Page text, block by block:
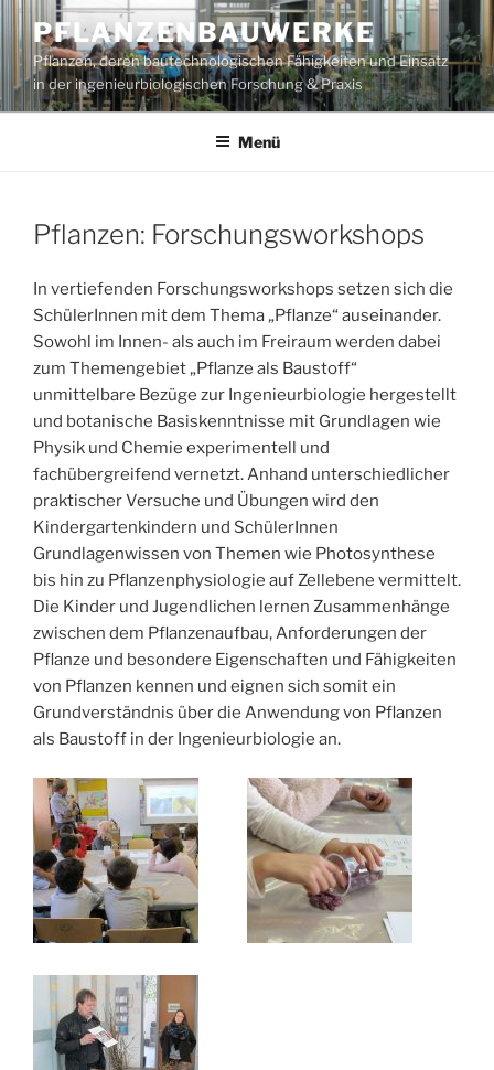
Zum
Inhalt
springen
PFLANZENBAUWERKE
Pflanzen, deren bautechnologischen Fähigkeiten und Einsatz
in der ingenieurbiologischen Forschung & Praxis
Menü
VERÖFFENTLICHT
AM
Pflanzen: Forschungsworkshops
In vertiefenden Forschungsworkshops setzen sich die
SchülerInnen mit dem Thema „Pflanze“ auseinander.
Sowohl im Innen- als auch im Freiraum werden dabei
zum Themengebiet „Pflanze als Baustoff“
unmittelbare Bezüge zur Ingenieurbiologie hergestellt
und botanische Basiskenntnisse mit Grundlagen wie
Physik und Chemie experimentell und
fachübergreifend vernetzt. Anhand unterschiedlicher
praktischer Versuche und Übungen wird den
Kindergartenkindern und SchülerInnen
Grundlagenwissen von Themen wie Photosynthese
bis hin zu Pflanzenphysiologie auf Zellebene vermittelt.
Die Kinder und Jugendlichen lernen Zusammenhänge
zwischen dem Pflanzenaufbau, Anforderungen der
Pflanze und besondere Eigenschaften und Fähigkeiten
von Pflanzen kennen und eignen sich somit ein
Grundverständnis über die Anwendung von Pflanzen
als Baustoff in der Ingenieurbiologie an.